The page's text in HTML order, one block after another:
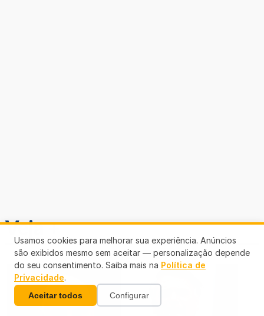
Veja +
Usamos cookies para melhorar sua experiência. Anúncios
são exibidos mesmo sem aceitar — personalização depende
do seu consentimento. Saiba mais na Política de
Privacidade.
Aceitar todos Configurar